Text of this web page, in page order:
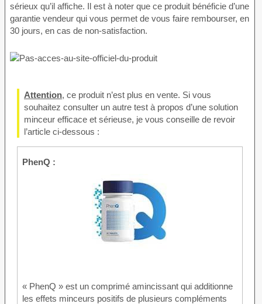
sérieux qu’il affiche. Il est à noter que ce produit bénéficie d’une
garantie vendeur qui vous permet de vous faire rembourser, en
30 jours, en cas de non-satisfaction.
Attention, ce produit n’est plus en vente. Si vous
souhaitez consulter un autre test à propos d’une solution
minceur efficace et sérieuse, je vous conseille de revoir
l’article ci-dessous :
PhenQ :
« PhenQ » est un comprimé amincissant qui additionne
les effets minceurs positifs de plusieurs compléments